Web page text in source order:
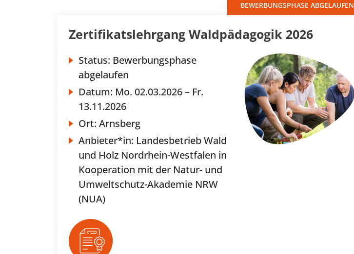
BEWERBUNGSPHASE ABGELAUFEN
Zertifikatslehrgang Waldpädagogik 2026
Status: Bewerbungsphase
abgelaufen
Datum: Mo. 02.03.2026 – Fr.
13.11.2026
Ort: Arnsberg
Anbieter*in: Landesbetrieb Wald
und Holz Nordrhein-Westfalen in
Kooperation mit der Natur- und
Umweltschutz-Akademie NRW
(NUA)